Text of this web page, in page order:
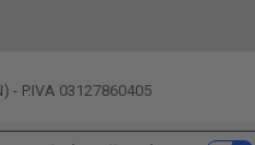
- P.IVA 03127860405